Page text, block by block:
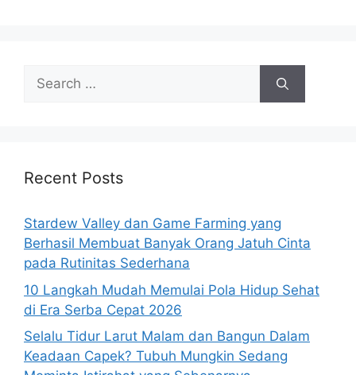
Search
for:
Recent Posts
Stardew Valley dan Game Farming yang
Berhasil Membuat Banyak Orang Jatuh Cinta
pada Rutinitas Sederhana
10 Langkah Mudah Memulai Pola Hidup Sehat
di Era Serba Cepat 2026
Selalu Tidur Larut Malam dan Bangun Dalam
Keadaan Capek? Tubuh Mungkin Sedang